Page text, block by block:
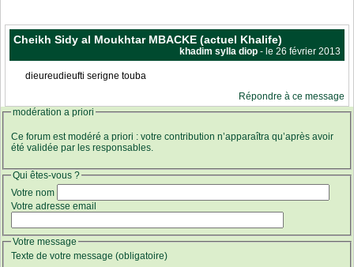
Cheikh Sidy al Moukhtar MBACKE (actuel Khalife)
khadim sylla diop - le 26 février 2013
dieureudieufti serigne touba
Répondre à ce message
modération a priori
Ce forum est modéré a priori : votre contribution n’apparaîtra qu’après avoir
été validée par les responsables.
Qui êtes-vous ?
Votre nom
Votre adresse email
Votre message
Texte de votre message (obligatoire)